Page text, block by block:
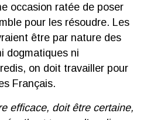
occasion ratée de poser
pour les résoudre. Les
être par nature des
dogmatiques ni
on doit travailler pour
Français.
efficace, doit être certaine,